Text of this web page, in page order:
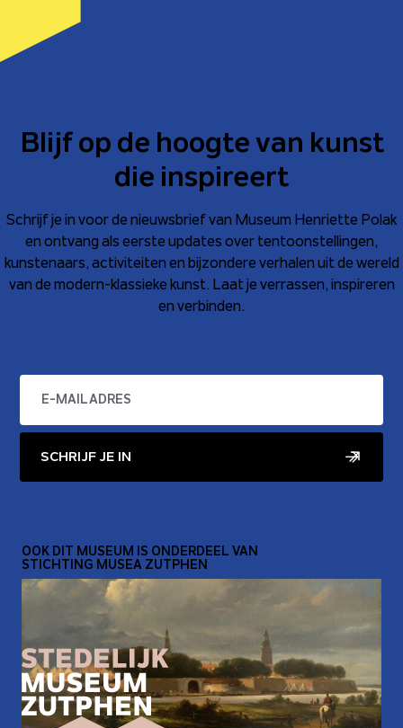
Blijf op de hoogte van kunst
die inspireert
Schrijf je in voor de nieuwsbrief van Museum Henriette Polak
en ontvang als eerste updates over tentoonstellingen,
kunstenaars, activiteiten en bijzondere verhalen uit de wereld
van de modern-klassieke kunst. Laat je verrassen, inspireren
en verbinden.
SCHRIJF JE IN
OOK DIT MUSEUM IS ONDERDEEL VAN
STICHTING MUSEA ZUTPHEN